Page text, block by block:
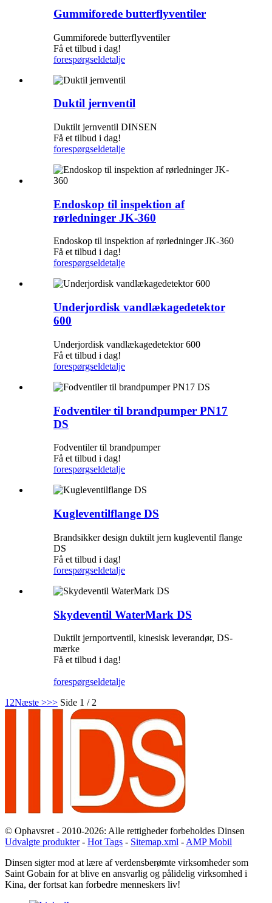
Gummiforede butterflyventiler
Gummiforede butterflyventiler
Få et tilbud i dag!
forespørgseldetalje
Duktil jernventil
Duktilt jernventil DINSEN
Få et tilbud i dag!
forespørgseldetalje
Endoskop til inspektion af
rørledninger JK-360
Endoskop til inspektion af rørledninger JK-360
Få et tilbud i dag!
forespørgseldetalje
Underjordisk vandlækagedetektor
600
Underjordisk vandlækagedetektor 600
Få et tilbud i dag!
forespørgseldetalje
Fodventiler til brandpumper PN17
DS
Fodventiler til brandpumper
Få et tilbud i dag!
forespørgseldetalje
Kugleventilflange DS
Brandsikker design duktilt jern kugleventil flange
DS
Få et tilbud i dag!
forespørgseldetalje
Skydeventil WaterMark DS
Duktilt jernportventil, kinesisk leverandør, DS-
mærke
Få et tilbud i dag!
forespørgseldetalje
1 2Næste >>> Side 1 / 2
© Ophavsret - 2010-2026: Alle rettigheder forbeholdes Dinsen
Udvalgte produkter- Hot Tags - Sitemap.xml - AMP Mobil
Dinsen sigter mod at lære af verdensberømte virksomheder som
Saint Gobain for at blive en ansvarlig og pålidelig virksomhed i
Kina, der fortsat kan forbedre menneskers liv!